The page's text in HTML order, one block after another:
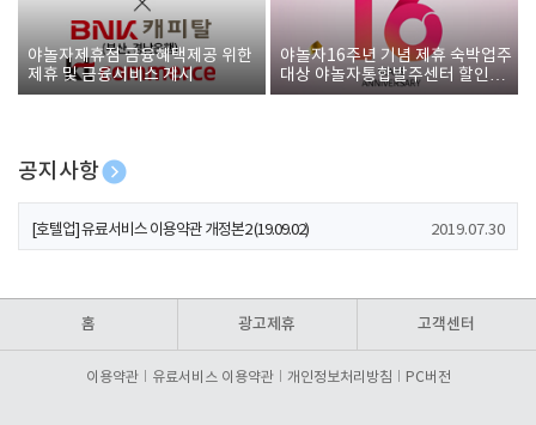
야놀자제휴점 금융혜택제공 위한
제휴 및 금융서비스 게시
야놀자16주년 기념 제휴 숙박업주
대상 야놀자통합발주센터 할인쿠
폰 증정
공지사항
[호텔업] 개인정보 처리방침 개정본1 (19.09.02)
[호텔업] 유료서비스 이용약관 개정본2 (19.09.02) 2019.07.30
홈 광고제휴 고객센터
이용약관 유료서비스 이용약관 개인정보처리방침 PC버전